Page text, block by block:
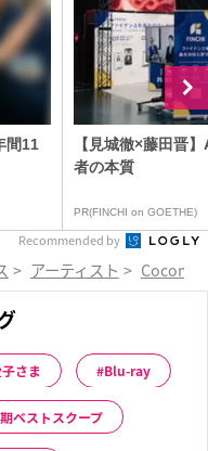
間11
【見城徹×藤田晋
者の本質
PR(FINCHI on GOETHE)
Recommended by
> アーティスト > Cocomi
さま Blu-ray
ベストスクープ